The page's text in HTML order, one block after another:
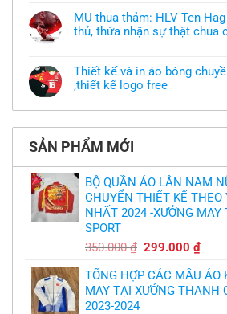
áo
thun
đồng
mẫu
thì
làm
bình
luận
ở
Xưởng
khoác
theo
yêu
tại
TPHCM
MU thua thảm: HLV Ten
thủ, thừa nhận sự thật chua
bình
luận
ở
MU
thảm:
Hag
lại
cầu
thủ,
thừa
nhận
thật
chát
bầy
quỷ
nhỏ
Thiết kế và in áo bóng
,thiết kế logo free
có
luận
Thiết
và
in
áo
bóng
chuyền
theo
yêu
,thiết
free
SẢN PHẨM MỚI
BỘ QUẦN ÁO LÂN NAM
CHUYỂN THIẾT KẾ THEO
NHẤT 2024 -XƯỞNG MAY
SPORT
350.000₫ Giá
là:
350.000 ₫.
299.000₫Giá
tại
là:
TỔNG HỢP CÁC MẪU ÁO
MAY TẠI XƯỞNG THANH
2023-2024